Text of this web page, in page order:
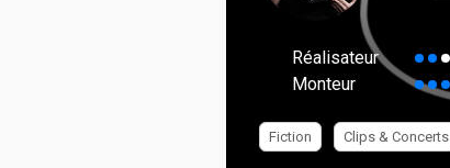
Réalisateur
Monteur
Fiction Clips & Concerts